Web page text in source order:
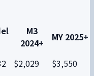
M3
2024+
MY 2025+
$2,029
$3,550